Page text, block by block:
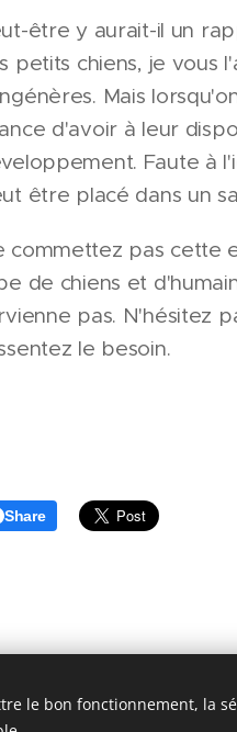
être y aurait-il un
petits chiens, je vous
Mais
d'avoir à leur
Faute à
être placé dans un
commettez pas cette
de chiens et
pas. N'hésitez
le besoin.
Share
Cani'Alpes | 2018 |
le bon fonctionnement, la